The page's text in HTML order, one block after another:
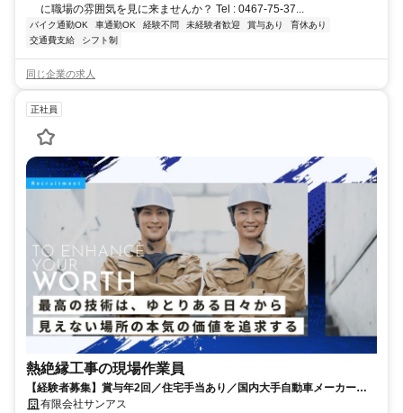
に職場の雰囲気を見に来ませんか？ Tel : 0467-75-37...
バイク通勤OK 車通勤OK 経験不問 未経験者歓迎 賞与あり
育休あり
交通費支給
シフト制
同じ企業の求人
正社員
熱絶縁工事の現場作業員
【経験者募集】賞与年2回／住宅手当あり／国内大手自動車メーカーの
インフラ工事に関する取引あり
有限会社サンアス